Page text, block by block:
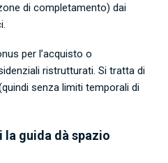
di completamento) dai
per l’acquisto o
ristrutturati. Si tratta di
senza limiti temporali di
guida dà spazio